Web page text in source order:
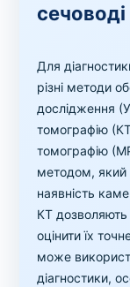
сечоводі
Для
різні методи
дослідження
томографію
томографію
методом, який
наявність
КТ дозволяють
оцінити їх
може
діагностики,